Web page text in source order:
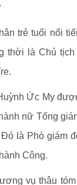
trẻ tuổi nổi
thời là Chủ
Ức My
nữ Tổng
là Phó giám
Công.
vụ thâu